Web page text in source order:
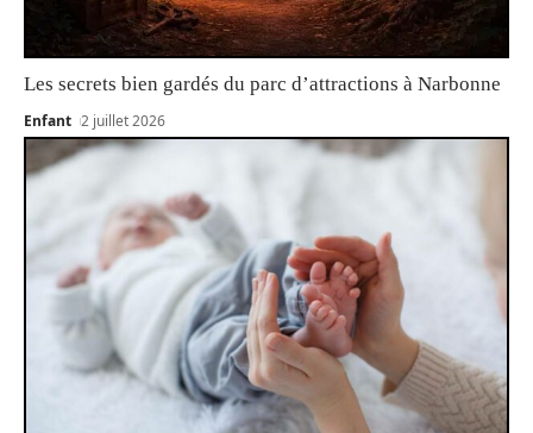
Les secrets bien gardés du parc d’attractions à Narbonne
Enfant 2 juillet 2026